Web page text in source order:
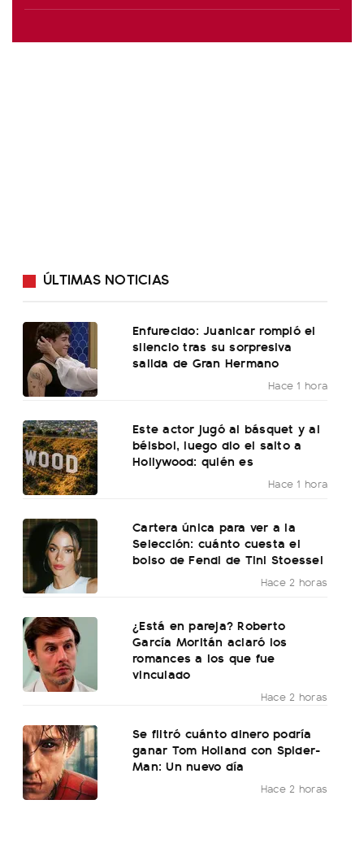
ÚLTIMAS NOTICIAS
Enfurecido: Juanicar rompió el
silencio tras su sorpresiva
salida de Gran Hermano
Hace 1 hora
Este actor jugó al básquet y al
béisbol, luego dio el salto a
Hollywood: quién es
Hace 1 hora
Cartera única para ver a la
Selección: cuánto cuesta el
bolso de Fendi de Tini Stoessel
Hace 2 horas
¿Está en pareja? Roberto
García Moritán aclaró los
romances a los que fue
vinculado
Hace 2 horas
Se filtró cuánto dinero podría
ganar Tom Holland con Spider-
Man: Un nuevo día
Hace 2 horas